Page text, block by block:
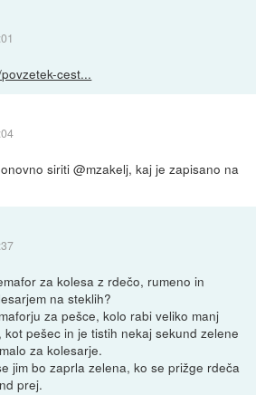
cest...
siriti @mzakelj, kaj je zapisano na
za kolesa z rdečo, rumeno in
na steklih?
za pešce, kolo rabi veliko manj
pešec in je tistih nekaj sekund zelene
za kolesarje.
jim bo zaprla zelena, ko se prižge rdeča
prej.